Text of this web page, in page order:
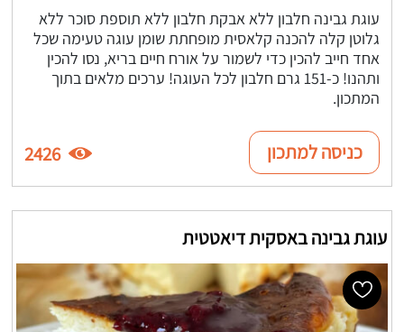
עוגת גבינה חלבון ללא אבקת חלבון ללא תוספת סוכר ללא
גלוטן קלה להכנה קלאסית מופחתת שומן עוגה טעימה שכל
אחד חייב להכין כדי לשמור על אורח חיים בריא, נסו להכין
ותהנו! כ-151 גרם חלבון לכל העוגה! ערכים מלאים בתוך
המתכון.
כניסה למתכון 2426
עוגת גבינה באסקית דיאטטית